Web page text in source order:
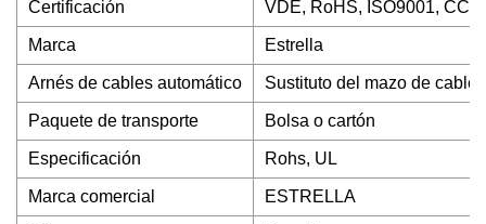
Certificación VDE, RoHS, ISO9001, CCC
Marca Estrella
Arnés de cables automático Sustituto del mazo de
Paquete de transporte Bolsa o cartón
Especificación Rohs, UL
Marca comercial ESTRELLA